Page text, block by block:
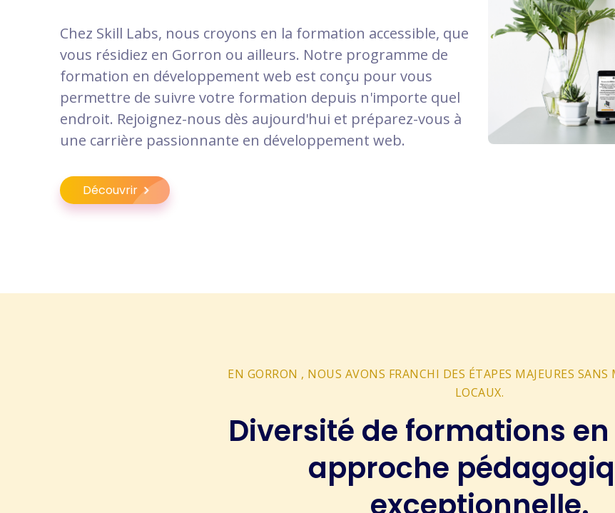
Chez Skill Labs, nous croyons en la formation accessible, que
vous résidiez en Gorron ou ailleurs. Notre programme de
formation en développement web est conçu pour vous
permettre de suivre votre formation depuis n'importe quel
endroit. Rejoignez-nous dès aujourd'hui et préparez-vous à
une carrière passionnante en développement web.
Découvrir
EN GORRON , NOUS AVONS FRANCHI DES ÉTAPES MAJEURES
LOCAUX.
Diversité de formations en
approche